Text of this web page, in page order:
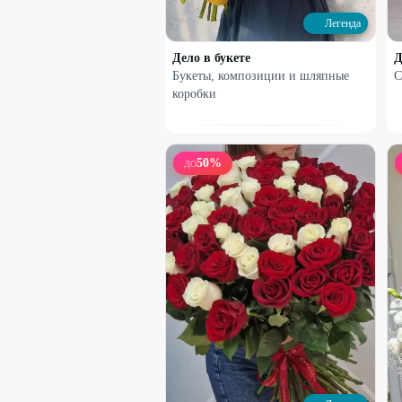
1650₽3100
27 %
Набирает высоту
Французская роза в сумочке
1800₽2480₽
Легенда
Дело в букете
Букеты, композиции и шляпные
коробки
ДО50%